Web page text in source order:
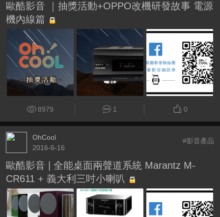
歐酷影音 ｜抽獎活動+OPPO改機研發故事 電源
機內線篇
8979 1 0
OhCool
2016-6-16
#影音產品
歐酷影音 | 全能桌面兩聲道系統 Marantz M-
CR611 + 義大利三吋小喇叭